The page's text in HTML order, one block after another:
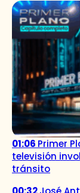
01:06 Primer
televisión
tránsito